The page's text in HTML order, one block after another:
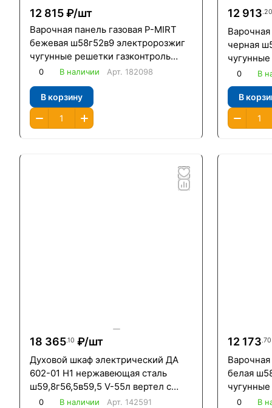
12 815 ₽/шт
Варочная панель газовая P-MIRT
бежевая ш58г52в9 электророзжиг
чугунные решетки газконтроль
/Oasis/
0 В наличии Арт. 182098
В корзину
12 913.20
Варочная
черная
WOK-
0 В
В
18 365.10 ₽/шт
Духовой шкаф электрический ДА
602-01 Н1 нержавеющая сталь
ш59,8г56,5в59,5 V-55л вертел с
электроприводом таймер /Гефест/
0 В наличии Арт. 142591
12 173.70
Варочная
белая
/Oasis/
0 В